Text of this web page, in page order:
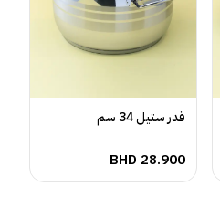
قدر ستيل 34 سم
BHD 28.900